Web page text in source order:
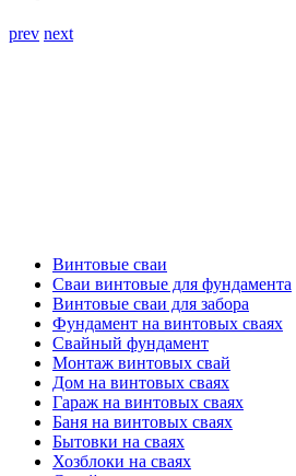
prev next
Винтовые сваи
Сваи винтовые для фундамента
Винтовые сваи для забора
Фундамент на винтовых сваях
Свайный фундамент
Монтаж винтовых свай
Дом на винтовых сваях
Гараж на винтовых сваях
Баня на винтовых сваях
Бытовки на сваях
Хозблоки на сваях